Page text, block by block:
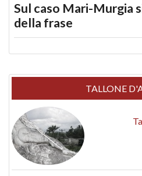
Sul caso Mari-Murgia
della frase
TALLONE